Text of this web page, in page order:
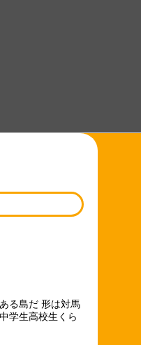
る島だ 形は対馬
学生高校生くら